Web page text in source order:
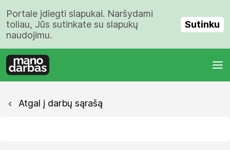
Portale įdiegti slapukai. Naršydami
toliau, Jūs sutinkate su slapukų
naudojimu.
Sutinku
Atgal į darbų sąrašą